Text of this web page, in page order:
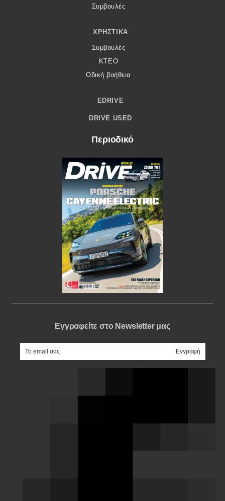
Συμβουλές
ΧΡΗΣΤΙΚΆ
Συμβουλές
ΚΤΕΟ
Οδική βοήθεια
EDRIVE
DRIVE USED
Περιοδικό
Εγγραφείτε στο Newsletter μας
e-mail